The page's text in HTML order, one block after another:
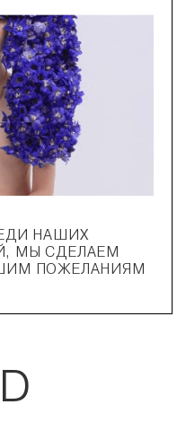
НАШИХ
МЫ СДЕЛАЕМ
ПОЖЕЛАНИЯМ